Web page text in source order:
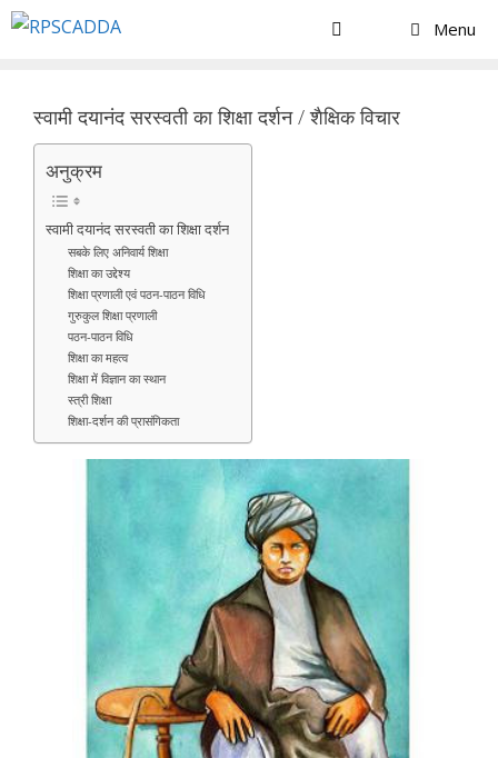
Skip
Menu
स्वामी दयानंद सरस्वती का शिक्षा दर्शन / शैक्षिक विचार
अनुक्रम
स्वामी दयानंद सरस्वती का शिक्षा दर्शन
सबके लिए अनिवार्य शिक्षा
शिक्षा का उद्देश्य
शिक्षा प्रणाली एवं पठन-पाठन विधि
गुरुकुल शिक्षा प्रणाली
पठन-पाठन विधि
शिक्षा का महत्व
शिक्षा में विज्ञान का स्थान
स्त्री शिक्षा
शिक्षा-दर्शन की प्रासंगिकता